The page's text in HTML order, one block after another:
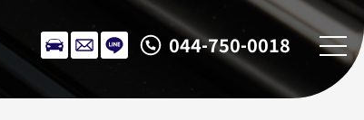
044-750-0018